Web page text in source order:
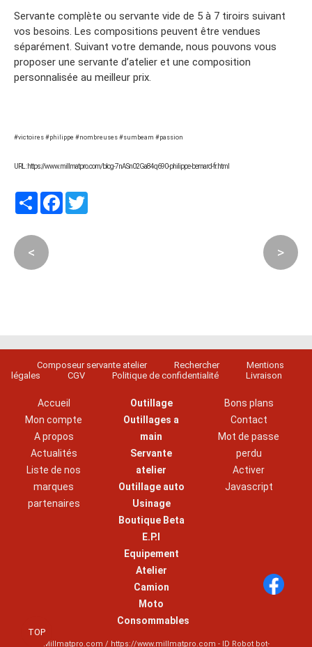
Servante complète ou servante vide de 5 à 7 tiroirs suivant
vos besoins. Les compositions peuvent être vendues
séparément. Suivant votre demande, nous pouvons vous
proposer une servante d’atelier et une composition
personnalisée au meilleur prix.
#victoires #philippe #nombreuses #sumbeam #passion
URL : https://www.millmatpro.com/blog-7nASn02Ga84q690-philippe-bernard-fr.html
PartagerFacebook
< >
Composeur servante atelier Rechercher
Mentions
légales
CGV Politique de confidentialité Livraison
Accueil
Mon compte
A propos
Actualités
Liste de nos
marques
partenaires
Outillage
Outillages a
main
Servante
atelier
Outillage auto
Usinage
Boutique Beta
E.P.I
Equipement
Atelier
Camion
Moto
Consommables
Bons plans
Contact
Mot de passe
perdu
Activer
Javascript
Millmatpro.com / https://www.millmatpro.com - ID Robot bot-
TOP